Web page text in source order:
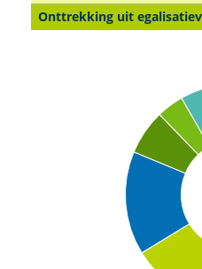
Onttrekking uit